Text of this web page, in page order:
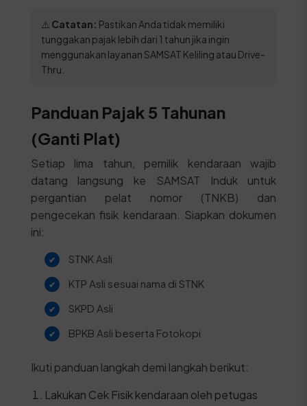
⚠️ Catatan: Pastikan Anda tidak memiliki
tunggakan pajak lebih dari 1 tahun jika ingin
menggunakan layanan SAMSAT Keliling atau Drive-
Thru.
Panduan Pajak 5 Tahunan
(Ganti Plat)
Setiap lima tahun, pemilik kendaraan wajib
datang langsung ke SAMSAT Induk untuk
pergantian pelat nomor (TNKB) dan
pengecekan fisik kendaraan. Siapkan dokumen
ini:
STNK Asli
KTP Asli sesuai nama di STNK
SKPD Asli
BPKB Asli beserta Fotokopi
Ikuti panduan langkah demi langkah berikut:
Lakukan Cek Fisik kendaraan oleh petugas